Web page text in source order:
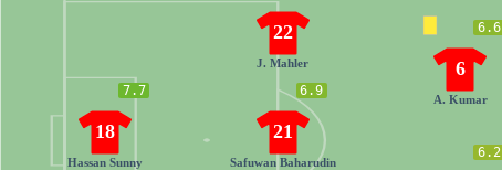
7.7
18
Hassan Sunny
22
J. Mahler
6.9
21
Safuwan Baharudin
6.6
6
A. Kumar
6.2